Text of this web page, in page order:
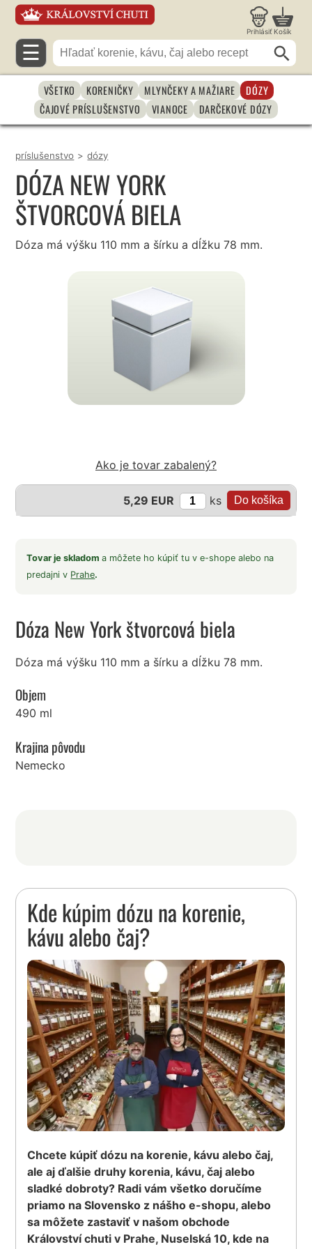
Prihlásiť Košík
☰
VŠETKO KORENIČKY MLYNČEKY A MAŽIARE
DÓZY
ČAJOVÉ PRÍSLUŠENSTVO
VIANOCE DARČEKOVÉ DÓZY
príslušenstvo > dózy
DÓZA NEW YORK
ŠTVORCOVÁ BIELA
Dóza má výšku 110 mm a šírku a dĺžku 78 mm.
Ako je tovar zabalený?
5,29 EUR ks
Tovar je skladoma môžete ho kúpiť tu v e-shope alebo na
predajni v Prahe.
Dóza New York štvorcová biela
Dóza má výšku 110 mm a šírku a dĺžku 78 mm.
Objem
490 ml
Krajina pôvodu
Nemecko
Kde kúpim dózu na korenie,
kávu alebo čaj?
Chcete kúpiť dózu na korenie, kávu alebo čaj,
ale aj ďalšie druhy korenia, kávu, čaj alebo
sladké dobroty? Radi vám všetko doručíme
priamo na Slovensko z nášho e-shopu, alebo
sa môžete zastaviť v našom obchode
Království chuti v Prahe, Nuselská 10, kde na